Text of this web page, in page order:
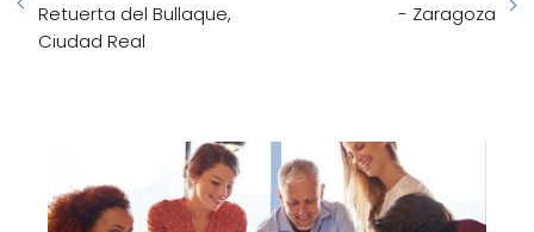
Retuerta del Bullaque,
Ciudad Real
- Zaragoza